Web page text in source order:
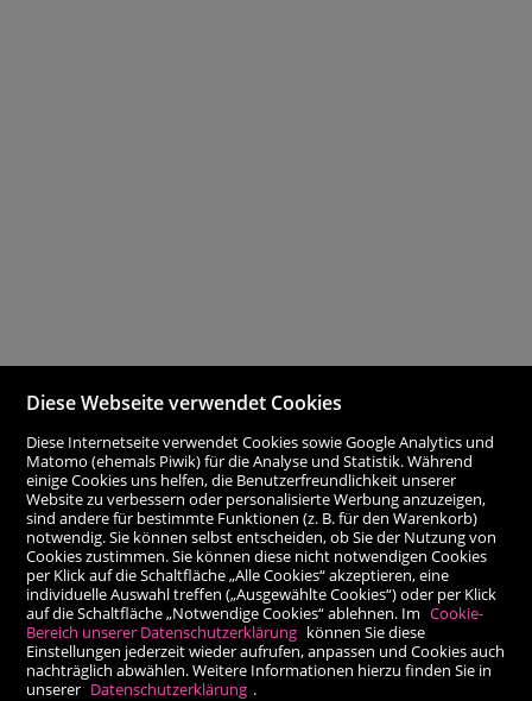
Diese Webseite verwendet Cookies
Diese Internetseite verwendet Cookies sowie Google Analytics und
Matomo (ehemals Piwik) für die Analyse und Statistik. Während
einige Cookies uns helfen, die Benutzerfreundlichkeit unserer
Website zu verbessern oder personalisierte Werbung anzuzeigen,
sind andere für bestimmte Funktionen (z. B. für den Warenkorb)
notwendig. Sie können selbst entscheiden, ob Sie der Nutzung von
Cookies zustimmen. Sie können diese nicht notwendigen Cookies
per Klick auf die Schaltfläche „Alle Cookies“ akzeptieren, eine
individuelle Auswahl treffen („Ausgewählte Cookies“) oder per Klick
auf die Schaltfläche „Notwendige Cookies“ ablehnen. Im Cookie-
Bereich unserer Datenschutzerklärung können Sie diese
Einstellungen jederzeit wieder aufrufen, anpassen und Cookies auch
nachträglich abwählen. Weitere Informationen hierzu finden Sie in
unserer Datenschutzerklärung .